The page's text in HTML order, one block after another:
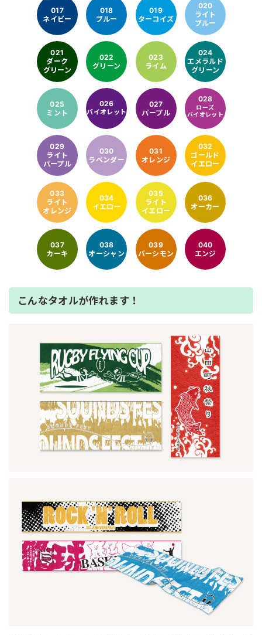
017
ネイビー
018
ブルー
019
ターコイズ
020
ライト
ブルー
021
ダーク
グリーン
022
グリーン
023
ライム
024
エメラルド
グリーン
025
ミント
026
バイオレット
027
パープル
028
ローズ
バイオレット
029
ライト
パープル
030
ラベンダー
031
オレンジ
032
ゴールド
イエロー
033
ライト
オレンジ
034
イエロー
035
ライト
イエロー
036
オーカー
037
カーキ
038
オーシャン
039
バーシモン
040
エンジ
こんなタオルが作れます！